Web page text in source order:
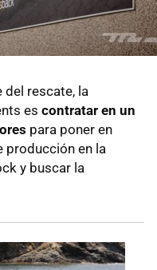
del rescate, la
es contratar en un
para poner en
producción en la
y buscar la